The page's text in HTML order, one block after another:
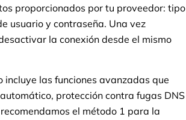
proporcionados por tu proveedor: tipo
usuario y contraseña. Una vez
la conexión desde el mismo
incluye las funciones avanzadas que
automático, protección contra fugas DNS
el método 1 para la